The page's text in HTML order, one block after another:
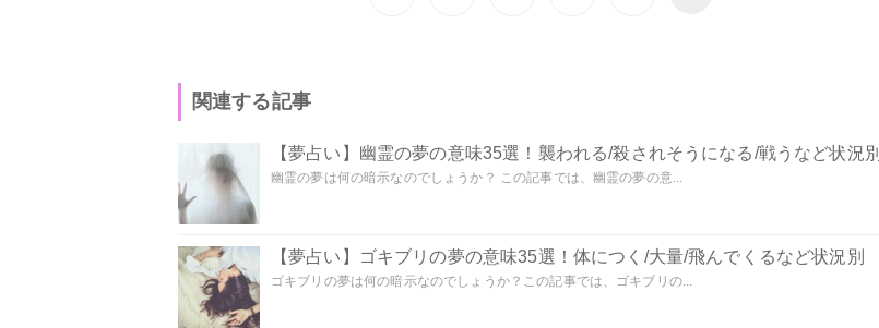
関連する記事
【夢占い】幽霊の夢の意味35選！襲われる/殺されそうになる/戦うなど状況別
幽霊の夢は何の暗示なのでしょうか？ この記事では、幽霊の夢の意...
【夢占い】ゴキブリの夢の意味35選！体につく/大量/飛んでくるなど状況別
ゴキブリの夢は何の暗示なのでしょうか？この記事では、ゴキブリの...